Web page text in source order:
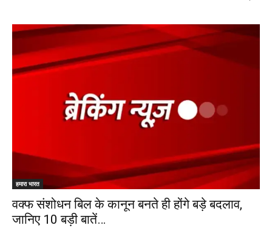
हमारा भारत
वक्फ संशोधन बिल के कानून बनते ही होंगे बड़े बदलाव,
जानिए 10 बड़ी बातें…